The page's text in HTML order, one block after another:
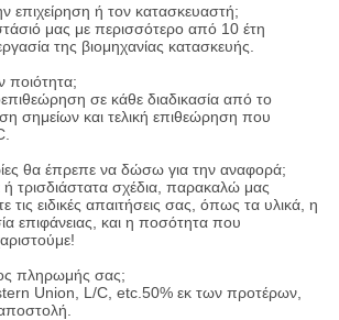
επιχείρηση ή τον κατασκευαστή;
μας με περισσότερο από 10 έτη
της βιομηχανίας κατασκευής.
ποιότητα;
σε κάθε διαδικασία από το
σημείων και τελική επιθεώρηση που
θα έπρεπε να δώσω για την αναφορά;
τρισδιάστατα σχέδια, παρακαλώ μας
τις ειδικές απαιτήσεις σας, όπως τα υλικά, η
επιφάνειας, και η ποσότητα που
πληρωμής σας;
Union, L/C, etc.50% εκ των προτέρων,